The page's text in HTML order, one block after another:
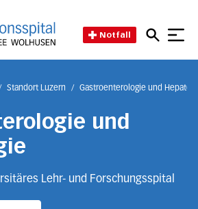
Notfall
Standort Luzern / Gastroenterologie und
und
Lehr- und Forschungsspital